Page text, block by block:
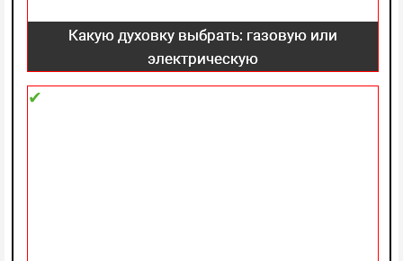
Какую духовку выбрать: газовую или
электрическую